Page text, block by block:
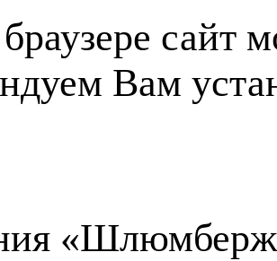
сайт
Вам